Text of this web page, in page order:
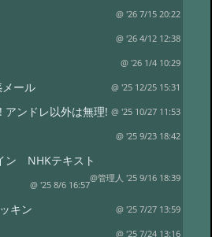
@ '26 7/15 20:22
@ '26 4/12 12:38
@ '26 1/4 10:29
ール @ '25 12/25 15:31
アンドレ以外は無理! @ '25 10/27 11:53
@ '25 9/23 18:42
ン NHKテキスト
@管理人 '25 9/16 18:39
@ '25 8/6 16:57
キン @ '25 7/27 13:59
@ '25 7/24 13:16